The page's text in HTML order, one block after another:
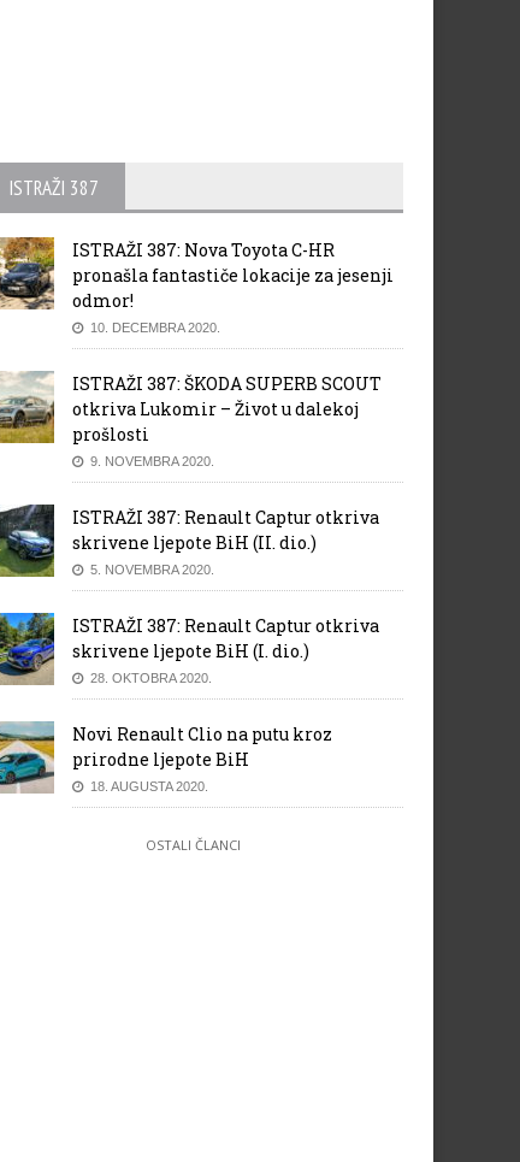
ISTRAŽI 387
ISTRAŽI 387: Nova Toyota C-HR
pronašla fantastiče lokacije za jesenji
odmor!
10. DECEMBRA 2020.
ISTRAŽI 387: ŠKODA SUPERB SCOUT
otkriva Lukomir – Život u dalekoj
prošlosti
9. NOVEMBRA 2020.
ISTRAŽI 387: Renault Captur otkriva
skrivene ljepote BiH (II. dio.)
5. NOVEMBRA 2020.
ISTRAŽI 387: Renault Captur otkriva
skrivene ljepote BiH (I. dio.)
28. OKTOBRA 2020.
Novi Renault Clio na putu kroz
prirodne ljepote BiH
18. AUGUSTA 2020.
OSTALI ČLANCI